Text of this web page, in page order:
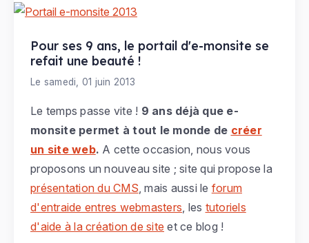
Pour ses 9 ans, le portail d'e-monsite se
refait une beauté !
Le samedi, 01 juin 2013
Le temps passe vite ! 9 ans déjà que e-
monsite permet à tout le monde de créer
un site web. A cette occasion, nous vous
proposons un nouveau site ; site qui propose la
présentation du CMS , mais aussi le forum
d'entraide entres webmasters , les tutoriels
d'aide à la création de site et ce blog !